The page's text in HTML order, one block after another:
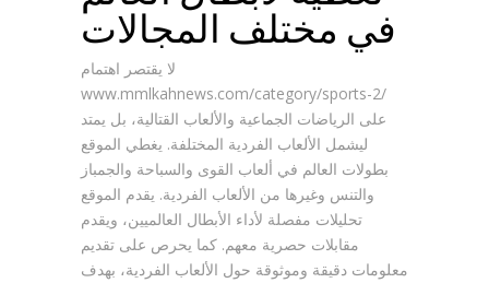
في مختلف المجالات
لا يقتصر اهتمام
www.mmlkahnews.com/category/sports-2/
على الرياضات الجماعية والألعاب القتالية، بل يمتد
ليشمل الألعاب الفردية المختلفة. يغطي الموقع
بطولات العالم في ألعاب القوى والسباحة والجمباز
والتنس وغيرها من الألعاب الفردية. يقدم الموقع
تحليلات مفصلة لأداء الأبطال العالميين، ويقدم
مقابلات حصرية معهم. كما يحرص على تقديم
معلومات دقيقة وموثوقة حول الألعاب الفردية، بهدف